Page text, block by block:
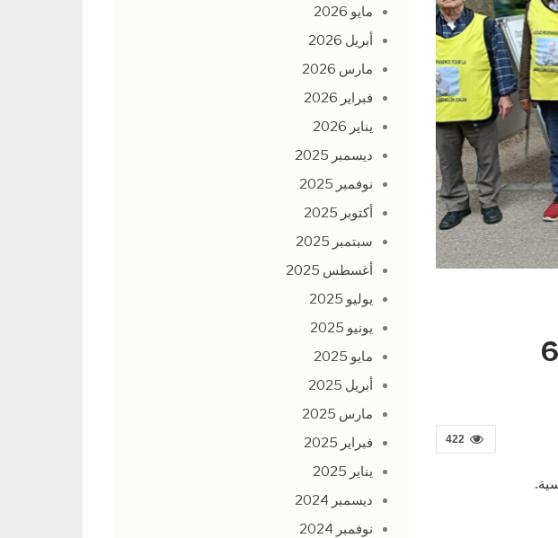
422
مايو 2026
أبريل 2026
مارس 2026
فبراير 2026
يناير 2026
ديسمبر 2025
نوفمبر 2025
أكتوبر 2025
سبتمبر 2025
أغسطس 2025
يوليو 2025
يونيو 2025
مايو 2025
أبريل 2025
مارس 2025
فبراير 2025
يناير 2025
ديسمبر 2024
نوفمبر 2024